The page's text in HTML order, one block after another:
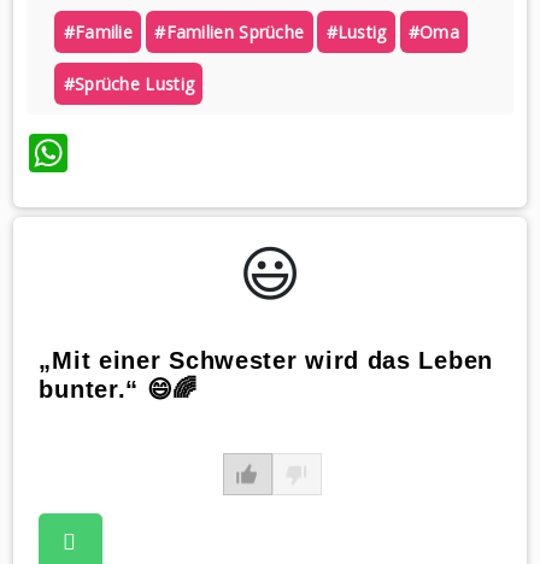
#familie #familien Sprüche #lustig #oma
#sprüche Lustig
WhatsApp
😃️
„Mit einer Schwester wird das Leben
bunter.“ 😄🌈